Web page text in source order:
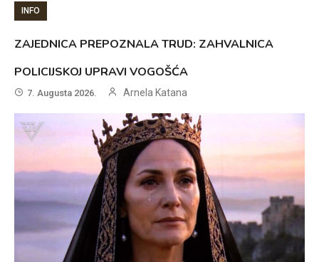
INFO
ZAJEDNICA PREPOZNALA TRUD: ZAHVALNICA
POLICIJSKOJ UPRAVI VOGOŠĆA
7. Augusta 2026. Arnela Katana